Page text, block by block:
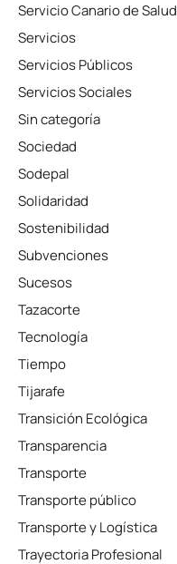
Servicio Canario de Salud
Servicios
Servicios Públicos
Servicios Sociales
Sin categoría
Sociedad
Sodepal
Solidaridad
Sostenibilidad
Subvenciones
Sucesos
Tazacorte
Tecnología
Tiempo
Tijarafe
Transición Ecológica
Transparencia
Transporte
Transporte público
Transporte y Logística
Trayectoria Profesional